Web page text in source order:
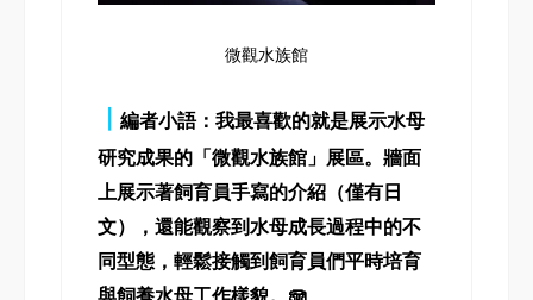
微觀水族館
編者小語：我最喜歡的就是展示水母
研究成果的「微觀水族館」展區。牆面
上展示著飼育員手寫的介紹（僅有日
文），還能觀察到水母成長過程中的不
同型態，輕鬆接觸到飼育員們平時培育